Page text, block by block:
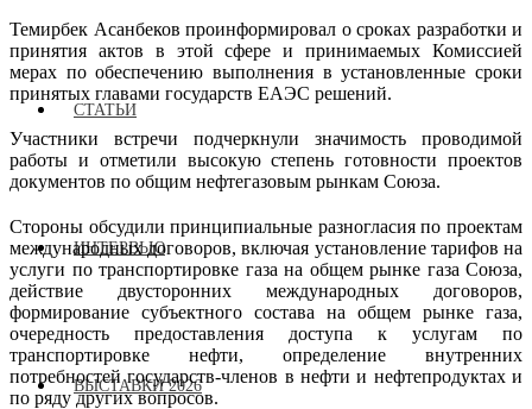
СТАТЬИ
ИНТЕРВЬЮ
ВЫСТАВКИ 2026
Темирбек Асанбеков проинформировал о сроках разработки и
принятия актов в этой сфере и принимаемых Комиссией
мерах по обеспечению выполнения в установленные сроки
принятых главами государств ЕАЭС решений.
Участники встречи подчеркнули значимость проводимой
работы и отметили высокую степень готовности проектов
документов по общим нефтегазовым рынкам Союза.
Стороны обсудили принципиальные разногласия по проектам
международных договоров, включая установление тарифов на
услуги по транспортировке газа на общем рынке газа Союза,
действие двусторонних международных договоров,
формирование субъектного состава на общем рынке газа,
очередность предоставления доступа к услугам по
транспортировке нефти, определение внутренних
потребностей государств-членов в нефти и нефтепродуктах и
по ряду других вопросов.